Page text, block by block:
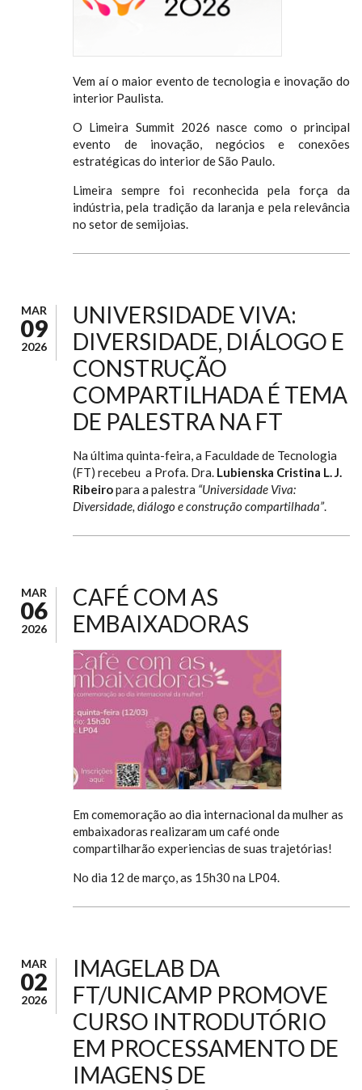
Vem aí o maior evento de tecnologia e inovação do
interior Paulista.
O Limeira Summit 2026 nasce como o principal
evento de inovação, negócios e conexões
estratégicas do interior de São Paulo.
Limeira sempre foi reconhecida pela força da
indústria, pela tradição da laranja e pela relevância
no setor de semijoias.
MAR
09
2026
UNIVERSIDADE VIVA:
DIVERSIDADE, DIÁLOGO E
CONSTRUÇÃO
COMPARTILHADA É TEMA
DE PALESTRA NA FT
Na última quinta-feira, a Faculdade de Tecnologia
(FT) recebeu a Profa. Dra. Lubienska Cristina L. J.
Ribeiropara a palestra “Universidade Viva:
Diversidade, diálogo e construção compartilhada”.
MAR
06
2026
CAFÉ COM AS
EMBAIXADORAS
Em comemoração ao dia internacional da mulher as
embaixadoras realizaram um café onde
compartilharão experiencias de suas trajetórias!
No dia 12 de março, as 15h30 na LP04.
MAR
02
2026
IMAGELAB DA
FT/UNICAMP PROMOVE
CURSO INTRODUTÓRIO
EM PROCESSAMENTO DE
IMAGENS DE